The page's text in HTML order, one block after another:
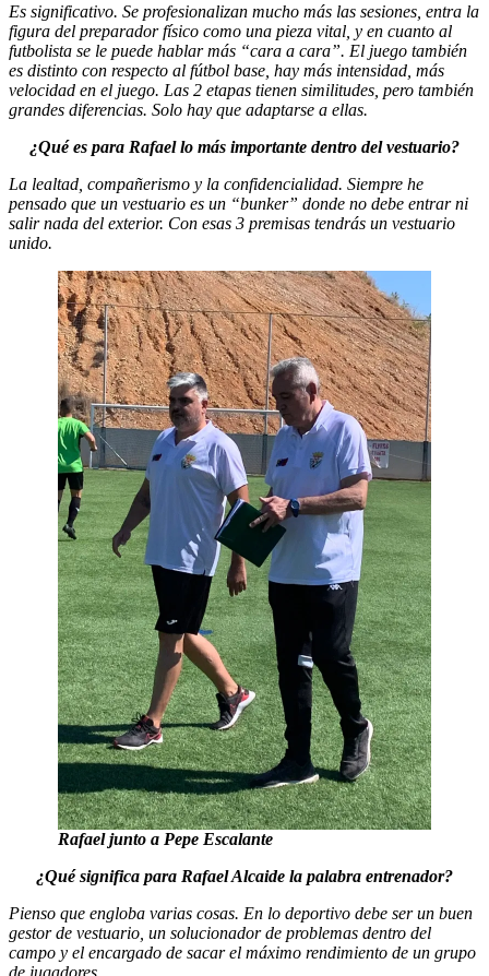
Es significativo. Se profesionalizan mucho más las sesiones, entra la
figura del preparador físico como una pieza vital, y en cuanto al
futbolista se le puede hablar más “cara a cara”. El juego también
es distinto con respecto al fútbol base, hay más intensidad, más
velocidad en el juego. Las 2 etapas tienen similitudes, pero también
grandes diferencias. Solo hay que adaptarse a ellas.
¿Qué es para Rafael lo más importante dentro del vestuario?
La lealtad, compañerismo y la confidencialidad. Siempre he
pensado que un vestuario es un “bunker” donde no debe entrar ni
salir nada del exterior. Con esas 3 premisas tendrás un vestuario
unido.
Rafael junto a Pepe Escalante
¿Qué significa para Rafael Alcaide la palabra entrenador?
Pienso que engloba varias cosas. En lo deportivo debe ser un buen
gestor de vestuario, un solucionador de problemas dentro del
campo y el encargado de sacar el máximo rendimiento de un grupo
de jugadores.